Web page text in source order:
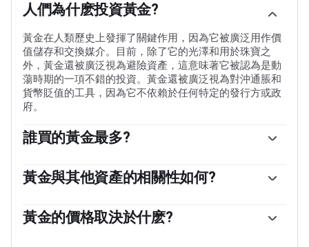
人們為什麽投資黃金?
黃金在人類歷史上發揮了關鍵作用，因為它被廣泛用作價
值儲存和交換媒介。目前，除了它的光澤和用於珠寶之
外，黃金還被廣泛視為避險資產，這意味著它被認為是動
蕩時期的一項不錯的投資。黃金還被廣泛視為對沖通脹和
貨幣貶值的工具，因為它不依賴於任何特定的發行方或政
府。
誰買的黃金最多?
貨幣，各國央行傾向於使儲備多樣化，並購買黃金，以提
高人們對經濟和貨幣實力的看法。高黃金儲備可以成為一
各國央行在2022年增加了1136噸黃金儲備，價值約700億
黃金與其他資產的相關性如何?
產和避險資產。當美元貶值時，黃金往往會上漲，使投資
者和央行能夠在動蕩時期實現資產多元化。黃金與風險資
黃金的價格取決於什麽?